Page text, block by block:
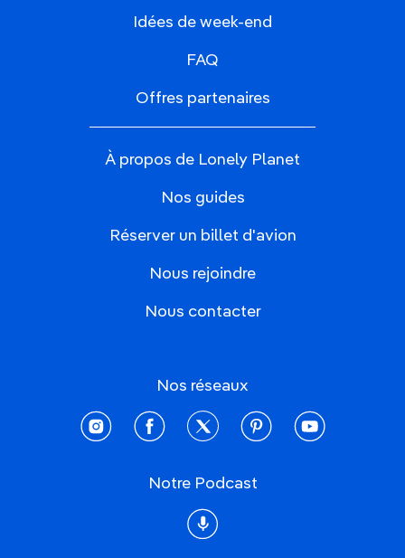
Idées de week-end
FAQ
Offres partenaires
À propos de Lonely Planet
Nos guides
Réserver un billet d'avion
Nous rejoindre
Nous contacter
Nos réseaux
instagramfacebooktwitter pinterestyoutube
Notre Podcast
Podcast